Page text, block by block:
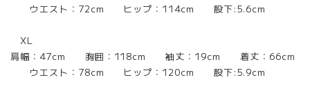
ウエスト：72cm ヒップ：114cm 股下:5.6cm
XL
肩幅：47cm 胸囲：118cm 袖丈：19cm 着丈：66cm
ウエスト：78cm ヒップ：120cm 股下:5.9cm